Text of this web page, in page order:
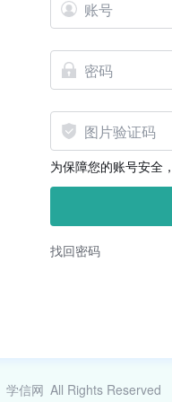
为保障您的账号安全
找回密码
学信网 All Rights Reserved